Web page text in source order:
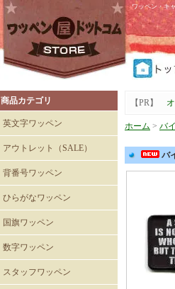
ワッペン・キ
商品カテゴリ
英文字ワッペン
アウトレット（SALE）
Tシャツ
キャップ
背番号ワッペン
ひらがなワッペン
国旗ワッペン
数字ワッペン
スタッフワッペン
【PR】
ホーム > バ
バ